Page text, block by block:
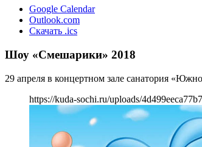
Google Calendar
Outlook.com
Скачать .ics
Шоу «Смешарики» 2018
29 апреля в концертном зале санатория
https://kuda-sochi.ru/uploads/